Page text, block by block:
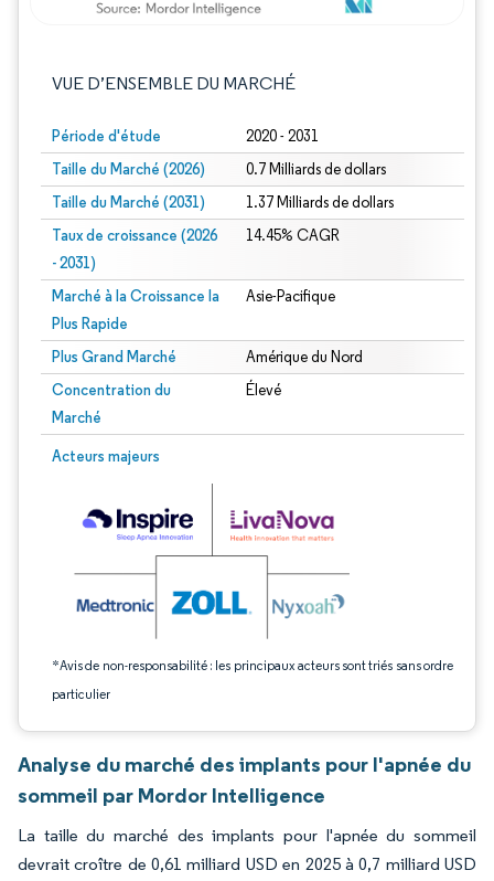
VUE D’ENSEMBLE DU MARCHÉ
Période d'étude 2020 - 2031
Taille du Marché (2026) 0.7 Milliards de dollars
Taille du Marché (2031) 1.37 Milliards de dollars
Taux de croissance (2026
- 2031)
14.45% CAGR
Marché à la Croissance la
Plus Rapide
Asie-Pacifique
Plus Grand Marché Amérique du Nord
Concentration du
Marché
Élevé
Acteurs majeurs
*Avis de non-responsabilité : les principaux acteurs sont triés sans ordre
particulier
Image © Mordor Intelligence. La réutilisation nécessite une attribution sous CC
Analyse du marché des implants pour l'apnée du
sommeil par Mordor Intelligence
La taille du marché des implants pour l'apnée du sommeil
devrait croître de 0,61 milliard USD en 2025 à 0,7 milliard USD